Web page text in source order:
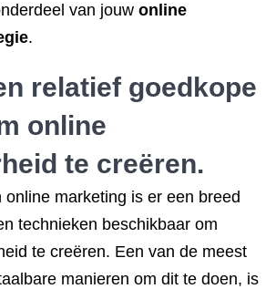
van jouw online
.
relatief goedkope
online
te creëren.
online marketing is er een breed
technieken beschikbaar om
te creëren. Een van de meest
manieren om dit te doen, is